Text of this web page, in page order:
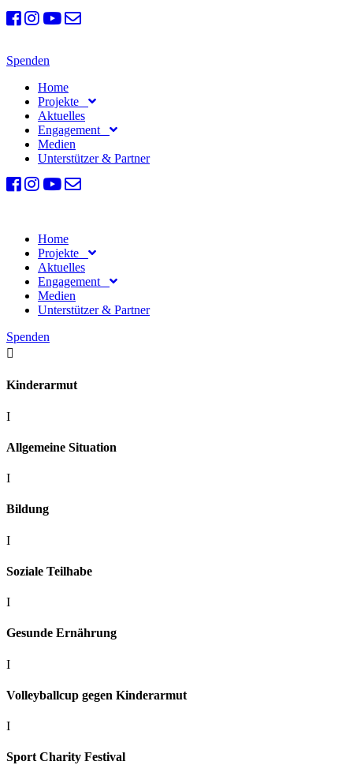
Spenden
Home
Projekte
Aktuelles
Engagement
Medien
Unterstützer & Partner
Home
Projekte
Aktuelles
Engagement
Medien
Unterstützer & Partner
Spenden

Kinderarmut
I
Allgemeine Situation
I
Bildung
I
Soziale Teilhabe
I
Gesunde Ernährung
I
Volleyballcup gegen Kinderarmut
I
Sport Charity Festival